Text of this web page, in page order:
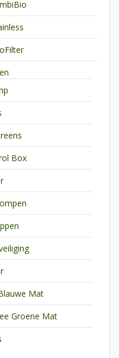
Box
Mat
Groene Mat